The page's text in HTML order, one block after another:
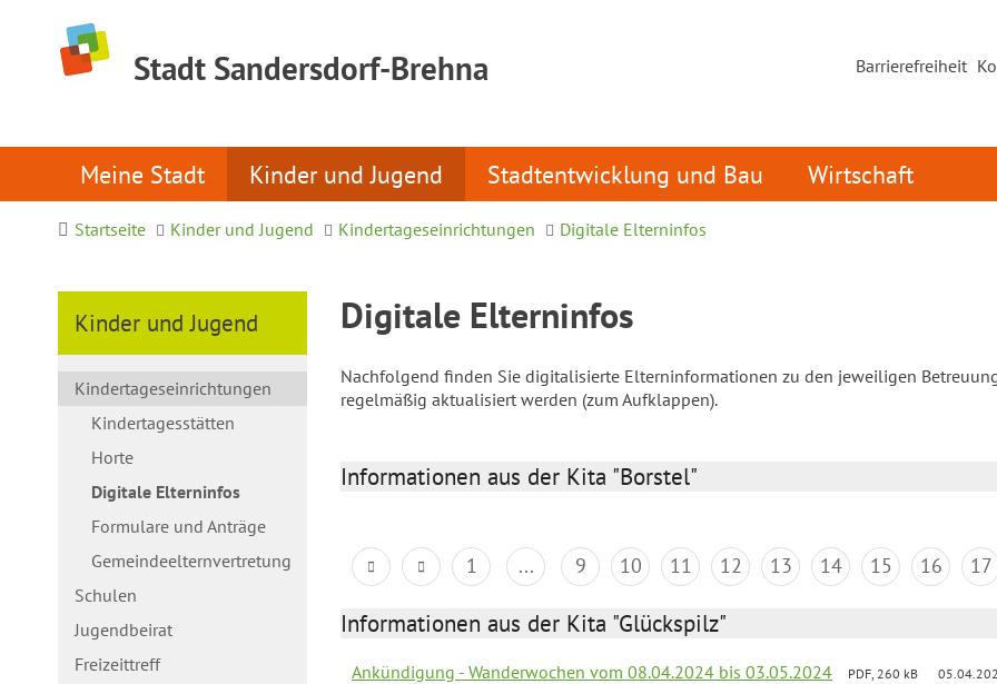
Stadt Sandersdorf-Brehna Barrierefreiheit
Meine Stadt Kinder und Jugend Stadtentwicklung und Bau Wirtschaft
Startseite Kinder und Jugend Kindertageseinrichtungen Digitale Elterninfos
Kinder und Jugend
Kindertageseinrichtungen
Kindertagesstätten
Horte
Digitale Elterninfos
Formulare und Anträge
Gemeindeelternvertretung
Schulen
Jugendbeirat
Freizeittreff
Digitale Elterninfos
Nachfolgend finden Sie digitalisierte Elterninformationen zu den jeweiligen
regelmäßig aktualisiert werden (zum Aufklappen).
Informationen aus der Kita "Borstel"
1 ... 9 10 11 12 13 14 15 16 17
Informationen aus der Kita "Glückspilz"
Ankündigung - Wanderwochen vom 08.04.2024 bis 03.05.2024 PDF, 260 kB